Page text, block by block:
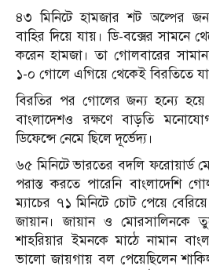
৪৩ মিনিটে হামজার শট অল্পের
বাহির দিয়ে যায়। ডি-বক্সের সামনে
করেন হামজা। তা গোলবারের
১-০ গোলে এগিয়ে থেকেই বিরতিতে
বিরতির পর গোলের জন্য হন্যে
বাংলাদেশও রক্ষণে বাড়তি
ডিফেন্সে নেমে ছিলে দূর্ভেদ্য।
৬৫ মিনিটে ভারতের বদলি ফরোয়ার্ড
পরাস্ত করতে পারেনি বাংলাদেশি
ম্যাচের ৭১ মিনিটে চোট পেয়ে
জায়ান। জায়ান ও মোরসালিনকে
শাহরিয়ার ইমনকে মাঠে নামান
ভালো জায়গায় বল পেয়েছিলেন